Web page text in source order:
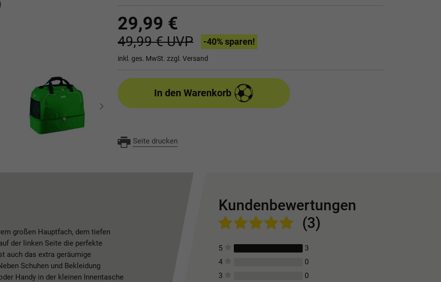
29,99 €
49,99 €UVP -40% sparen!
inkl. ges. MwSt. zzgl. Versand
In den Warenkorb
Seite drucken
großen Hauptfach, dem tiefen
der linken Seite die perfekte
auch das extra geräumige
Schuhen und Bekleidung
Handy in der kleinen Innentasche
Kundenbewertungen
(3)
5
3
4
0
3
0